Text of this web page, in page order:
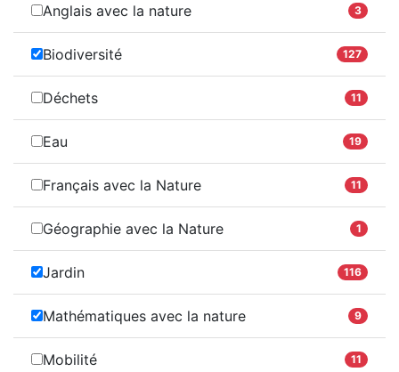
Anglais avec la nature 3
Biodiversité 127
Déchets 11
Eau 19
Français avec la Nature 11
Géographie avec la Nature 1
Jardin 116
Mathématiques avec la nature 9
Mobilité 11